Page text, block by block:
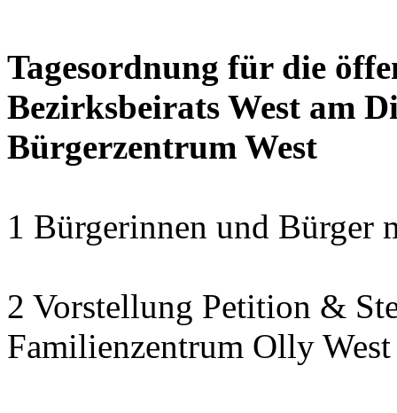
Tagesordnung für die
Bezirksbeirats West am
Bürgerzentrum West
1 Bürgerinnen und Bürger
2 Vorstellung Petition &
Familienzentrum Olly West